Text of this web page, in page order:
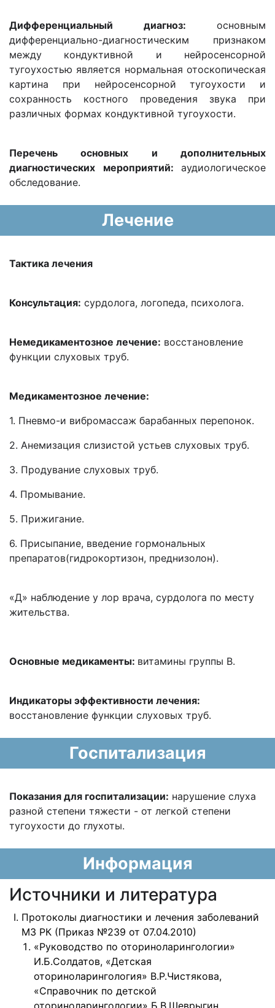
Дифференциальный диагноз: основным
дифференциально-диагностическим признаком
между кондуктивной и нейросенсорной
тугоухостью является нормальная отоскопическая
картина при нейросенсорной тугоухости и
сохранность костного проведения звука при
различных формах кондуктивной тугоухости.
Перечень основных и дополнительных
диагностических мероприятий: аудиологическое
обследование.
Лечение
Тактика лечения
Консультация: сурдолога, логопеда, психолога.
Немедикаментозное лечение: восстановление
функции слуховых труб.
Медикаментозное лечение:
1. Пневмо-и вибромассаж барабанных перепонок.
2. Анемизация слизистой устьев слуховых труб.
3. Продувание слуховых труб.
4. Промывание.
5. Прижигание.
6. Присыпание, введение гормональных
препаратов(гидрокортизон, преднизолон).
«Д» наблюдение у лор врача, сурдолога по месту
жительства.
Основные медикаменты: витамины группы В.
Индикаторы эффективности лечения:
восстановление функции слуховых труб.
Госпитализация
Показания для госпитализации: нарушение слуха
разной степени тяжести - от легкой степени
тугоухости до глухоты.
Информация
Источники и литература
Протоколы диагностики и лечения заболеваний
МЗ РК (Приказ №239 от 07.04.2010)
«Руководство по оториноларингологии»
И.Б.Солдатов, «Детская
оториноларингология» В.Р.Чистякова,
«Справочник по детской
оториноларингологии» Б.В.Шеврыгин.